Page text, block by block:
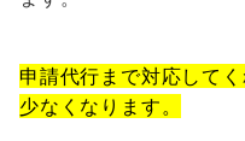
申請代行まで対応して
少なくなります。